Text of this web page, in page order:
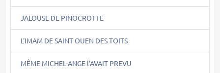
JALOUSE DE PINOCROTTE
L'IMAM DE SAINT OUEN DES TOITS
MÊME MICHEL-ANGE l'AVAIT PREVU